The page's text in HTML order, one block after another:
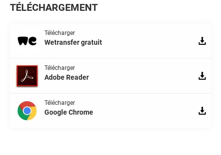
TÉLÉCHARGEMENT
Télécharger
Wetransfer gratuit
Télécharger
Adobe Reader
Télécharger
Google Chrome